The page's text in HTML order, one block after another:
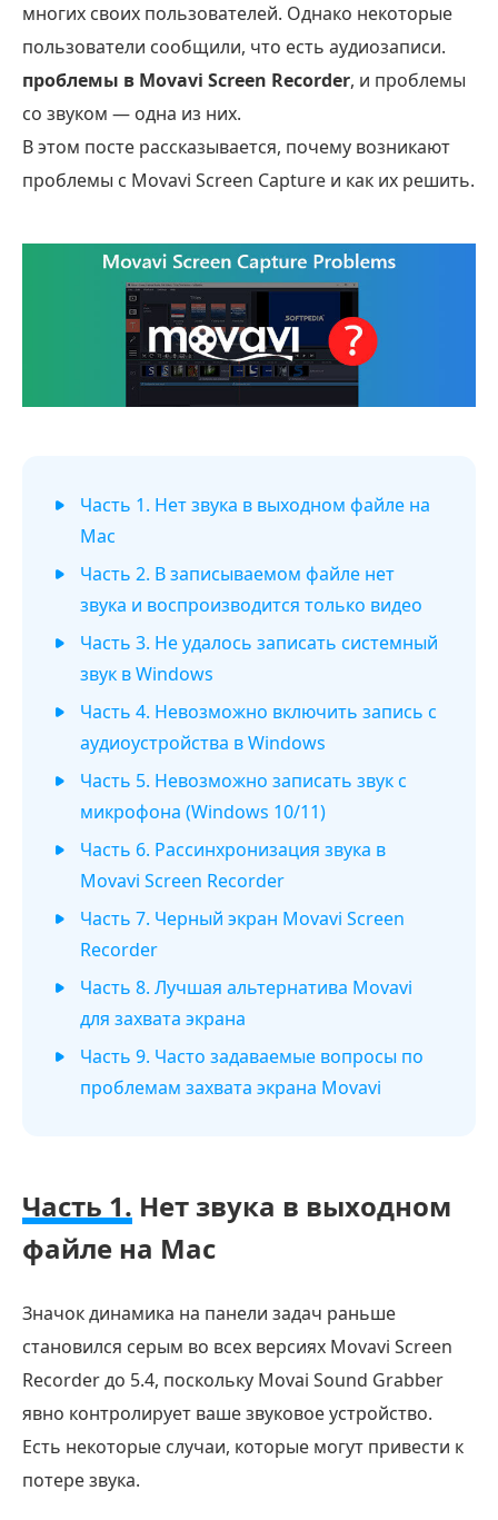
многих своих пользователей. Однако некоторые
пользователи сообщили, что есть аудиозаписи.
проблемы в Movavi Screen Recorder, и проблемы
со звуком — одна из них.
В этом посте рассказывается, почему возникают
проблемы с Movavi Screen Capture и как их решить.
Часть 1. Нет звука в выходном файле на
Mac
Часть 2. В записываемом файле нет
звука и воспроизводится только видео
Часть 3. Не удалось записать системный
звук в Windows
Часть 4. Невозможно включить запись с
аудиоустройства в Windows
Часть 5. Невозможно записать звук с
микрофона (Windows 10/11)
Часть 6. Рассинхронизация звука в
Movavi Screen Recorder
Часть 7. Черный экран Movavi Screen
Recorder
Часть 8. Лучшая альтернатива Movavi
для захвата экрана
Часть 9. Часто задаваемые вопросы по
проблемам захвата экрана Movavi
Часть 1. Нет звука в выходном
файле на Mac
Значок динамика на панели задач раньше
становился серым во всех версиях Movavi Screen
Recorder до 5.4, поскольку Movai Sound Grabber
явно контролирует ваше звуковое устройство.
Есть некоторые случаи, которые могут привести к
потере звука.